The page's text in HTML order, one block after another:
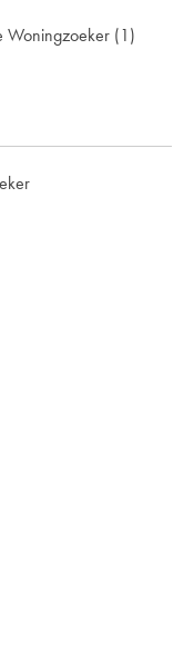
Woningzoeker (1)